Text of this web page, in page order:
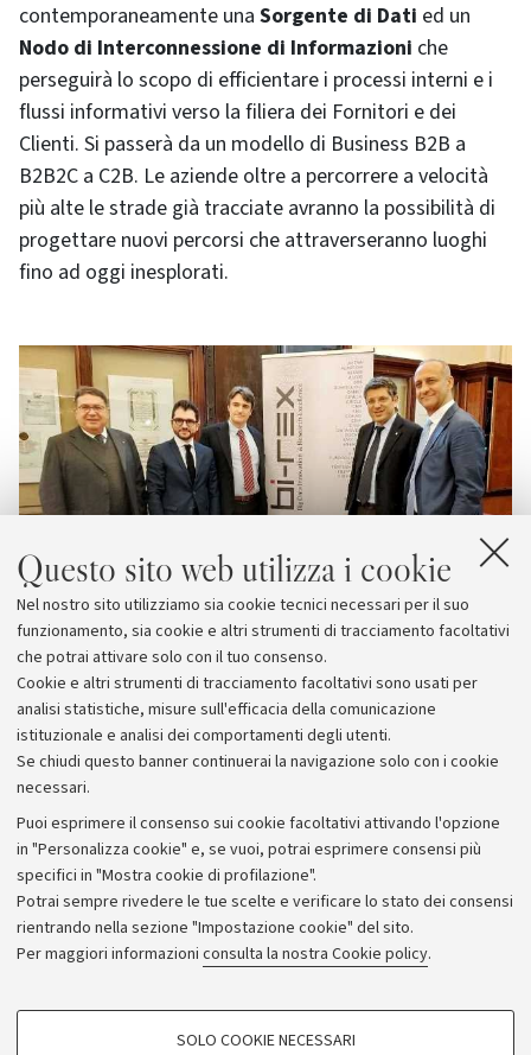
Questo sito web utilizza i cookie
Nel nostro sito utilizziamo sia cookie tecnici necessari per il suo
funzionamento, sia cookie e altri strumenti di tracciamento facoltativi
che potrai attivare solo con il tuo consenso.
Cookie e altri strumenti di tracciamento facoltativi sono usati per
analisi statistiche, misure sull'efficacia della comunicazione
istituzionale e analisi dei comportamenti degli utenti.
Se chiudi questo banner continuerai la navigazione solo con i cookie
necessari.
Puoi esprimere il consenso sui cookie facoltativi attivando l'opzione
in "Personalizza cookie" e, se vuoi, potrai esprimere consensi più
specifici in "Mostra cookie di profilazione".
Potrai sempre rivedere le tue scelte e verificare lo stato dei consensi
rientrando nella sezione "Impostazione cookie" del sito.
Per maggiori informazioni consulta la nostra Cookie policy.
COOKIE DI PROFILAZIONE - FACOLTATIVI
SOLO COOKIE NECESSARI
contemporaneamente una Sorgente di Dati ed un
Nodo di Interconnessione di Informazioni che
perseguirà lo scopo di efficientare i processi interni e i
flussi informativi verso la filiera dei Fornitori e dei
Clienti. Si passerà da un modello di Business B2B a
B2B2C a C2B. Le aziende oltre a percorrere a velocità
più alte le strade già tracciate avranno la possibilità di
progettare nuovi percorsi che attraverseranno luoghi
fino ad oggi inesplorati.
Archivio
Comunicati stampa
Redazione
Rassegna stampa